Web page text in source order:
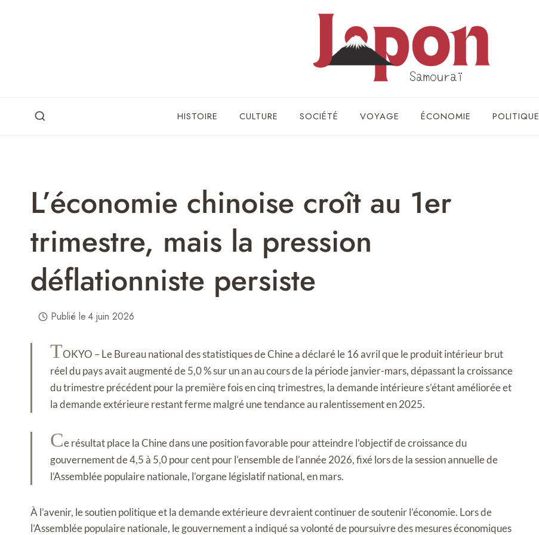
HISTOIRE CULTURE SOCIÉTÉ VOYAGE ÉCONOMIE POLITIQUE
L’économie chinoise croît au 1er
trimestre, mais la pression
déflationniste persiste
Publié le4 juin 2026
TOKYO – Le Bureau national des statistiques de Chine a déclaré le 16 avril que le produit intérieur brut
réel du pays avait augmenté de 5,0 % sur un an au cours de la période janvier-mars, dépassant la croissance
du trimestre précédent pour la première fois en cinq trimestres, la demande intérieure s’étant améliorée et
la demande extérieure restant ferme malgré une tendance au ralentissement en 2025.
Ce résultat place la Chine dans une position favorable pour atteindre l’objectif de croissance du
gouvernement de 4,5 à 5,0 pour cent pour l’ensemble de l’année 2026, fixé lors de la session annuelle de
l’Assemblée populaire nationale, l’organe législatif national, en mars.
À l’avenir, le soutien politique et la demande extérieure devraient continuer de soutenir l’économie. Lors de
l’Assemblée populaire nationale, le gouvernement a indiqué sa volonté de poursuivre des mesures économiques